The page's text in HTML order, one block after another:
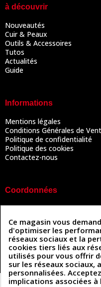
à découvrir
Nouveautés
Cuir & Peaux
Outils & Accessoires
Tutos
Actualités
Guide
Informations
Mentions légales
Conditions Générales de
Politique de confidentialité
Politique des cookies
Contactez-nous
Coordonnées
493 Chemin de
81300 Graulhet
contact@cuirenstock.com
Cuirenstock ©
Ce magasin vous
d'optimiser les
réseaux sociaux et la
cookies tiers liés aux
utilisés pour vous offrir
sur les réseaux sociaux,
personnalisées.
implications associées